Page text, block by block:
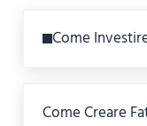
Come
Come Creare